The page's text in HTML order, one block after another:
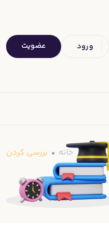
ورود عضویت
بررسی کردن خانه